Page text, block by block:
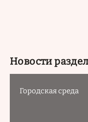
Новости
Городская среда